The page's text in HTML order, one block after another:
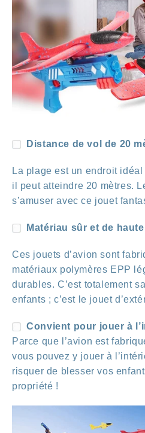
Distance de vol de 20
La plage est un endroit
il peut atteindre 20 mètres.
s’amuser avec ce jouet
Matériau sûr et de
Ces jouets d’avion sont
matériaux polymères EPP
durables. C’est totalement
enfants ; c’est le jouet
Convient pour jouer à
Parce que l’avion est
vous pouvez y jouer à
risquer de blesser vos
propriété !